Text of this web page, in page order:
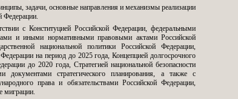
задачи, основные направления и механизмы реализации
Федерации.
с Конституцией Российской Федерации, федеральными
и иными нормативными правовыми актами Российской
национальной политики Российской Федерации,
на период до 2025 года, Концепцией долгосрочного
до 2020 года, Стратегией национальной безопасности
стратегического планирования, а также с
права и обязательствами Российской Федерации,
миграции.